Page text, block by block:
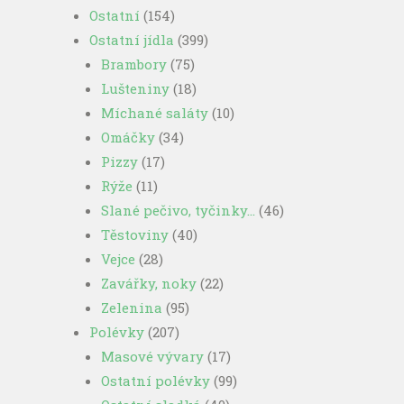
Ostatní (154)
Ostatní jídla (399)
Brambory (75)
Lušteniny (18)
Míchané saláty (10)
Omáčky (34)
Pizzy (17)
Rýže (11)
Slané pečivo, tyčinky… (46)
Těstoviny (40)
Vejce (28)
Zavářky, noky (22)
Zelenina (95)
Polévky (207)
Masové vývary (17)
Ostatní polévky (99)